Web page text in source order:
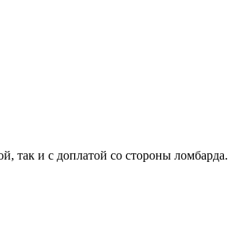
так и с доплатой со стороны ломбарда.